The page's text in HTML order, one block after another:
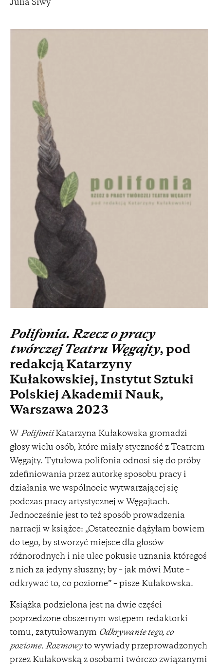
Julia Siwy
Polifonia. Rzecz o pracy
twórczej Teatru Węgajty, pod
redakcją Katarzyny
Kułakowskiej, Instytut Sztuki
Polskiej Akademii Nauk,
Warszawa 2023
W Polifonii Katarzyna Kułakowska gromadzi
głosy wielu osób, które miały styczność z Teatrem
Węgajty. Tytułowa polifonia odnosi się do próby
zdefiniowania przez autorkę sposobu pracy i
działania we wspólnocie wytwarzającej się
podczas pracy artystycznej w Węgajtach.
Jednocześnie jest to też sposób prowadzenia
narracji w książce: „Ostatecznie dążyłam bowiem
do tego, by stworzyć miejsce dla głosów
różnorodnych i nie ulec pokusie uznania któregoś
z nich za jedyny słuszny; by – jak mówi Mute –
odkrywać to, co poziome” – pisze Kułakowska.
Książka podzielona jest na dwie części
poprzedzone obszernym wstępem redaktorki
tomu, zatytułowanym Odkrywanie tego, co
poziome. Rozmowyto wywiady przeprowadzonych
przez Kułakowską z osobami twórczo związanymi